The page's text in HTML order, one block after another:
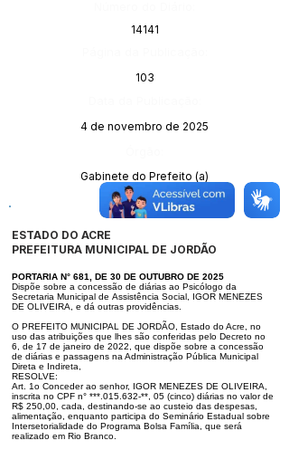
14141
103
4 de novembro de 2025
Gabinete do Prefeito (a)
ESTADO DO ACRE
PREFEITURA MUNICIPAL DE JORDÃO
PORTARIA N° 681, DE 30 DE OUTUBRO DE 2025
Dispõe sobre a concessão de diárias ao Psicólogo da
Secretaria Municipal de Assistência Social, IGOR MENEZES
DE OLIVEIRA, e dá outras providências.
O PREFEITO MUNICIPAL DE JORDÃO, Estado do Acre, no
uso das atribuições que lhes são conferidas pelo Decreto no
6, de 17 de janeiro de 2022, que dispõe sobre a concessão
de diárias e passagens na Administração Pública Municipal
Direta e Indireta,
RESOLVE:
Art. 1o Conceder ao senhor, IGOR MENEZES DE OLIVEIRA,
inscrita no CPF n° ***.015.632-**, 05 (cinco) diárias no valor de
R$ 250,00, cada, destinando-se ao custeio das despesas,
alimentação, enquanto participa do Seminário Estadual sobre
Intersetorialidade do Programa Bolsa Família, que será
realizado em Rio Branco.